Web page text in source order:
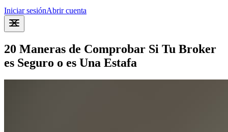
Iniciar sesiónAbrir cuenta
20 Maneras de Comprobar Si Tu Broker
es Seguro o es Una Estafa